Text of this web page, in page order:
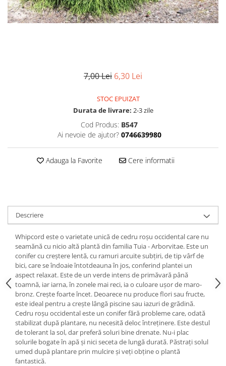
7,00 Lei 6,30 Lei
STOC EPUIZAT
Durata de livrare: 2-3 zile
Cod Produs: B547
Ai nevoie de ajutor? 0746639980
Adauga la Favorite Cere informatii
Descriere
Whipcord este o varietate unică de cedru roșu occidental care nu
seamănă cu nicio altă plantă din familia Tuia - Arborvitae. Este un
conifer cu creștere lentă, cu ramuri arcuite subțiri, de tip vârf de
bici, care se îndoaie întotdeauna în jos, conferind plantei un
aspect relaxat. Este de un verde intens de primăvară până
toamnă, iar iarna, în zonele mai reci, ia o culoare ușor de maro-
bronz. Crește foarte încet. Deoarece nu produce flori sau fructe,
este ideal pentru a crește lângă piscine sau iazuri de grădină.
Cedru roșu occidental este un conifer fără probleme care, odată
stabilizat după plantare, nu necesită deloc întreținere. Este destul
de tolerant la sol, dar preferă soluri bine drenate. Nu-i plac
solurile bogate în apă și nici seceta de lungă durată. Păstrați solul
umed după plantare prin mulcire și veți obține o plantă
fantastică.